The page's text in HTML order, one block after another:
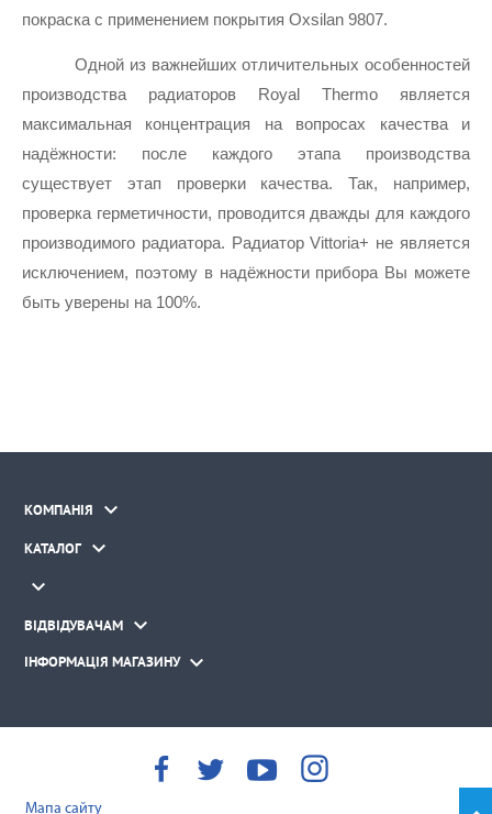
покраска с применением покрытия Oxsilan 9807.
Одной из важнейших отличительных особенностей
производства радиаторов Royal Thermo является
максимальная концентрация на вопросах качества и
надёжности: после каждого этапа производства
существует этап проверки качества. Так, например,
проверка герметичности, проводится дважды для каждого
производимого радиатора. Радиатор Vittoria+ не является
исключением, поэтому в надёжности прибора Вы можете
быть уверены на 100%.
КОМПАНІЯ 
КАТАЛОГ 

ВІДВІДУВАЧАМ 
ІНФОРМАЦІЯ МАГАЗИНУ 
Мапа сайту